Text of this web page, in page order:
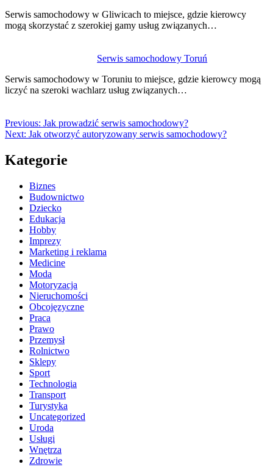
Serwis samochodowy w Gliwicach to miejsce, gdzie kierowcy
mogą skorzystać z szerokiej gamy usług związanych…
Serwis samochodowy Toruń
Serwis samochodowy w Toruniu to miejsce, gdzie kierowcy mogą
liczyć na szeroki wachlarz usług związanych…
Previous: Jak prowadzić serwis samochodowy?
Next: Jak otworzyć autoryzowany serwis samochodowy?
Kategorie
Biznes
Budownictwo
Dziecko
Edukacja
Hobby
Imprezy
Marketing i reklama
Medicine
Moda
Motoryzacja
Nieruchomości
Obcojęzyczne
Praca
Prawo
Przemysł
Rolnictwo
Sklepy
Sport
Technologia
Transport
Turystyka
Uncategorized
Uroda
Usługi
Wnętrza
Zdrowie